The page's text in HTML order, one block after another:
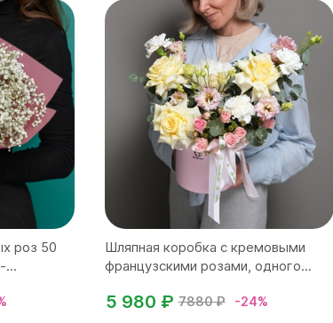
роз 50
...
Шляпная коробка с кремовыми
французскими розами, одного...
7880 ₽ -24%
5 980 ₽